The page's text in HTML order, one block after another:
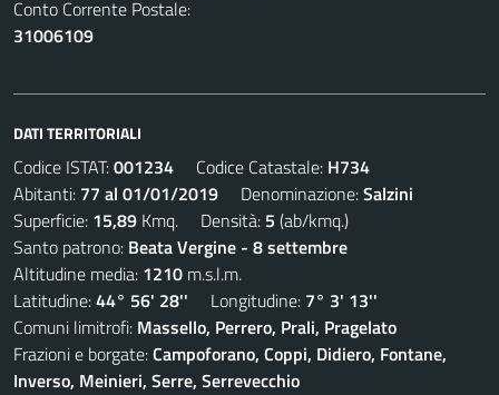
Conto Corrente Postale:
31006109
DATI TERRITORIALI
Codice ISTAT:001234 Codice Catastale: H734
Abitanti: 77 al 01/01/2019 Denominazione:Salzini
Superficie: 15,89 Kmq. Densità: 5 (ab/kmq.)
Santo patrono: Beata Vergine - 8 settembre
Altitudine media: 1210 m.s.l.m.
Latitudine:44° 56' 28'' Longitudine: 7° 3' 13''
Comuni limitrofi: Massello, Perrero, Prali, Pragelato
Frazioni e borgate:Campoforano, Coppi, Didiero, Fontane,
Inverso, Meinieri, Serre, Serrevecchio